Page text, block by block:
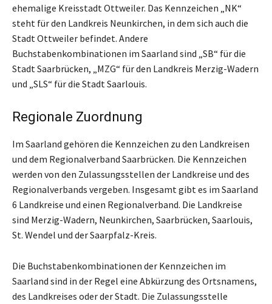
ehemalige Kreisstadt Ottweiler. Das Kennzeichen „NK“
steht für den Landkreis Neunkirchen, in dem sich auch die
Stadt Ottweiler befindet. Andere
Buchstabenkombinationen im Saarland sind „SB“ für die
Stadt Saarbrücken, „MZG“ für den Landkreis Merzig-Wadern
und „SLS“ für die Stadt Saarlouis.
Regionale Zuordnung
Im Saarland gehören die Kennzeichen zu den Landkreisen
und dem Regionalverband Saarbrücken. Die Kennzeichen
werden von den Zulassungsstellen der Landkreise und des
Regionalverbands vergeben. Insgesamt gibt es im Saarland
6 Landkreise und einen Regionalverband. Die Landkreise
sind Merzig-Wadern, Neunkirchen, Saarbrücken, Saarlouis,
St. Wendel und der Saarpfalz-Kreis.
Die Buchstabenkombinationen der Kennzeichen im
Saarland sind in der Regel eine Abkürzung des Ortsnamens,
des Landkreises oder der Stadt. Die Zulassungsstelle